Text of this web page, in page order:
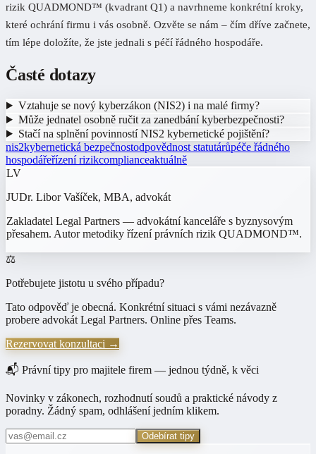
rizik QUADMOND™ (kvadrant Q1) a navrhneme konkrétní kroky,
které ochrání firmu i vás osobně. Ozvěte se nám – čím dříve začnete,
tím lépe doložíte, že jste jednali s péčí řádného hospodáře.
Časté dotazy
Vztahuje se nový kyberzákon (NIS2) i na malé firmy?
Může jednatel osobně ručit za zanedbání kyberbezpečnosti?
Stačí na splnění povinností NIS2 kybernetické pojištění?
nis2kybernetická bezpečnostodpovědnost statutárůpéče řádného
hospodářeřízení rizikcomplianceaktuálně
LV
JUDr. Libor Vašíček, MBA, advokát
Zakladatel Legal Partners — advokátní kanceláře s byznysovým
přesahem. Autor metodiky řízení právních rizik QUADMOND™.
⚖️
Potřebujete jistotu u svého případu?
Tato odpověď je obecná. Konkrétní situaci s vámi nezávazně
probere advokát Legal Partners. Online přes Teams.
Rezervovat konzultaci →
📬 Právní tipy pro majitele firem — jednou týdně, k věci
Novinky v zákonech, rozhodnutí soudů a praktické návody z
poradny. Žádný spam, odhlášení jedním klikem.
Odebírat tipy